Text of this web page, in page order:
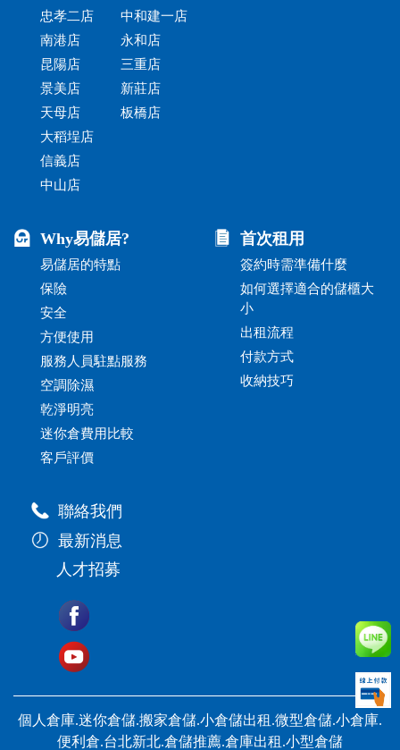
忠孝二店
南港店
昆陽店
景美店
天母店
大稻埕店
信義店
中山店
中和建一店
永和店
三重店
新莊店
板橋店
Why易儲居?
易儲居的特點
保險
安全
方便使用
服務人員駐點服務
空調除濕
乾淨明亮
迷你倉費用比較
客戶評價
首次租用
簽約時需準備什麼
如何選擇適合的儲櫃大
小
出租流程
付款方式
收納技巧
聯絡我們
最新消息
人才招募
個人倉庫.迷你倉儲.搬家倉儲.小倉儲出租.微型倉儲.小倉庫.
便利倉.台北新北.倉儲推薦.倉庫出租.小型倉儲